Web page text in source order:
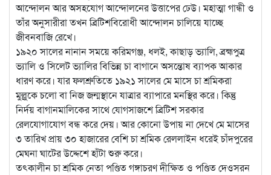
আন্দোলন আর অসহযোগ আন্দোলনের উত্তাপের ঢেউ। মহাত্মা গান্ধী ও
তাঁর অনুসারীরা তখন ব্রিটিশবিরোধী আন্দোলন চালিয়ে যাচ্ছে
জীবনবাজি রেখে।
১৯২০ সালের নানান সময়ে করিমগঞ্জ, ধলই, কাছাড় ভ্যালি, ব্রহ্মপুত্র
ভ্যালি ও সিলেট ভ্যালির বিভিন্ন চা বাগানে অসন্তোষ ব্যাপক আকার
ধারণ করে। যার ফলশ্রুতিতে ১৯২১ সালের মে মাসে চা শ্রমিকরা
মুল্লুকে চলো বা নিজ জন্মস্থানে যাত্রার ব্যাপারে মনস্থির করে। কিন্তু
নির্দয় বাগানমালিকের সাথে যোগসাজশে ব্রিটিশ সরকার
রেলযোগাযোগ বন্ধ করে দেয়। আর কোনো উপায় না দেখে মে মাসের
৩ তারিখ প্রায় ৩০ হাজারের বেশি চা শ্রমিক রেললাইন ধরেই চাঁদপুরের
মেঘনা ঘাটের উদ্দেশে হাঁটা শুরু করে।
তৎকালীন চা শ্রমিক নেতা পণ্ডিত গঙ্গাচরণ দীক্ষিত ও পণ্ডিত দেওসরন